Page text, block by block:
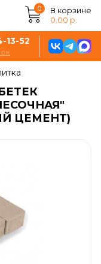
0
В корзине
0.00 р.
13-52
ЦЕМЕНТ)